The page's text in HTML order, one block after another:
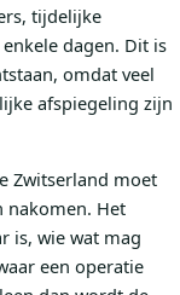
tijdelijke
dagen. Dit is
omdat veel
afspiegeling zijn
Zwitserland moet
nakomen. Het
is, wie wat mag
een operatie